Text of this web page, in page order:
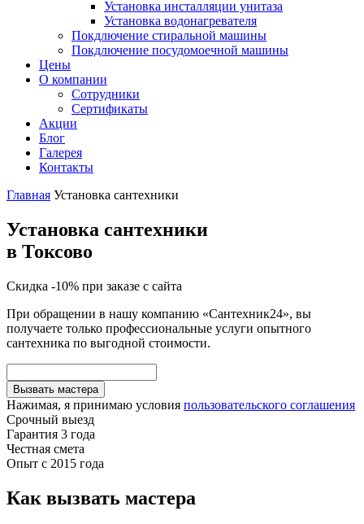
Установка инсталляции унитаза
Установка водонагревателя
Покдлючение стиральной машины
Покдлючение посудомоечной машины
Цены
О компании
Сотрудники
Сертификаты
Акции
Блог
Галерея
Контакты
Главная Установка сантехники
Установка сантехники
в Токсово
Скидка -10% при заказе с сайта
При обращении в нашу компанию «Сантехник24», вы
получаете только профессиональные услуги опытного
сантехника по выгодной стоимости.
Вызвать мастера
Нажимая, я принимаю условия пользовательского соглашения
Срочный выезд
Гарантия 3 года
Честная смета
Опыт с 2015 года
Как вызвать мастера